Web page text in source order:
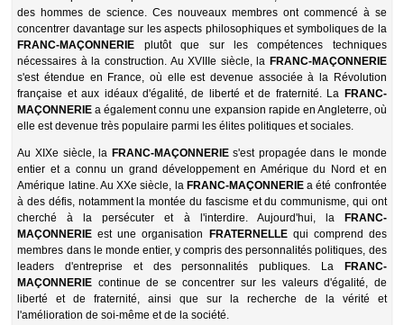
des hommes de science. Ces nouveaux membres ont commencé à se
concentrer davantage sur les aspects philosophiques et symboliques de la
FRANC-MAÇONNERIE plutôt que sur les compétences techniques
nécessaires à la construction. Au XVIIIe siècle, la FRANC-MAÇONNERIE
s'est étendue en France, où elle est devenue associée à la Révolution
française et aux idéaux d'égalité, de liberté et de fraternité. La FRANC-
MAÇONNERIE a également connu une expansion rapide en Angleterre, où
elle est devenue très populaire parmi les élites politiques et sociales.
Au XIXe siècle, la FRANC-MAÇONNERIEs'est propagée dans le monde
entier et a connu un grand développement en Amérique du Nord et en
Amérique latine. Au XXe siècle, la FRANC-MAÇONNERIEa été confrontée
à des défis, notamment la montée du fascisme et du communisme, qui ont
cherché à la persécuter et à l'interdire. Aujourd'hui, la
FRANC-
MAÇONNERIE est une organisation FRATERNELLEqui comprend des
membres dans le monde entier, y compris des personnalités politiques, des
leaders d'entreprise et des personnalités publiques. La
FRANC-
MAÇONNERIE continue de se concentrer sur les valeurs d'égalité, de
liberté et de fraternité, ainsi que sur la recherche de la vérité et
l'amélioration de soi-même et de la société.